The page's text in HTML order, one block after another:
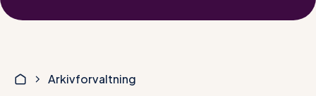
Arkivforvaltning